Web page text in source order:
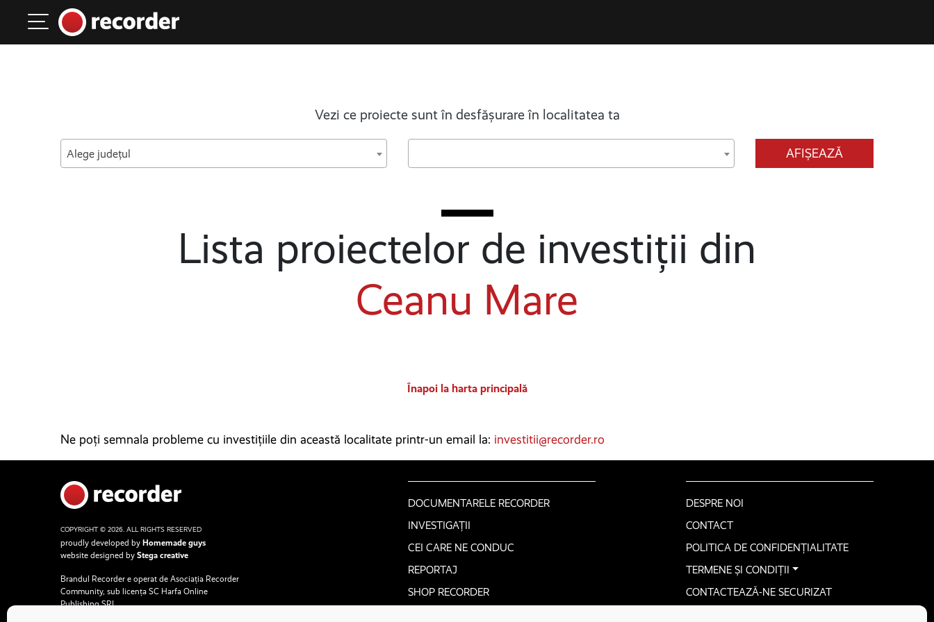
Main Navigation
Vezi ce proiecte sunt în desfășurare în localitatea ta
Alege județul AFIȘEAZĂ
Lista proiectelor de investiții din
Ceanu Mare
Înapoi la harta principală
Ne poți semnala probleme cu investițiile din această localitate printr-un email la: investitii@recorder.ro
COPYRIGHT © 2026. ALL RIGHTS RESERVED
proudly developed by Homemade guys
website designed by Stega creative
Brandul Recorder e operat de Asociația Recorder
Community, sub licența SC Harfa Online
Publishing SRL.
DOCUMENTARELE RECORDER
INVESTIGAȚII
CEI CARE NE CONDUC
REPORTAJ
SHOP RECORDER
DESPRE NOI
CONTACT
POLITICA DE CONFIDENȚIALITATE
TERMENE ȘI CONDIȚII
CONTACTEAZĂ-NE SECURIZAT